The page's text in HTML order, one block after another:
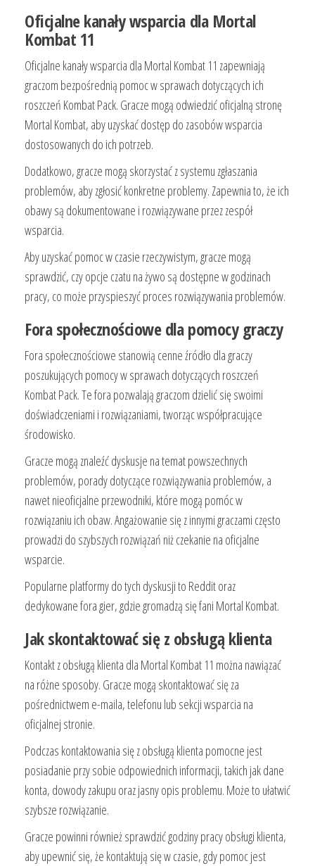
Oficjalne kanały wsparcia dla Mortal
Kombat 11
Oficjalne kanały wsparcia dla Mortal Kombat 11 zapewniają
graczom bezpośrednią pomoc w sprawach dotyczących ich
roszczeń Kombat Pack. Gracze mogą odwiedzić oficjalną stronę
Mortal Kombat, aby uzyskać dostęp do zasobów wsparcia
dostosowanych do ich potrzeb.
Dodatkowo, gracze mogą skorzystać z systemu zgłaszania
problemów, aby zgłosić konkretne problemy. Zapewnia to, że ich
obawy są dokumentowane i rozwiązywane przez zespół
wsparcia.
Aby uzyskać pomoc w czasie rzeczywistym, gracze mogą
sprawdzić, czy opcje czatu na żywo są dostępne w godzinach
pracy, co może przyspieszyć proces rozwiązywania problemów.
Fora społecznościowe dla pomocy graczy
Fora społecznościowe stanowią cenne źródło dla graczy
poszukujących pomocy w sprawach dotyczących roszczeń
Kombat Pack. Te fora pozwalają graczom dzielić się swoimi
doświadczeniami i rozwiązaniami, tworząc współpracujące
środowisko.
Gracze mogą znaleźć dyskusje na temat powszechnych
problemów, porady dotyczące rozwiązywania problemów, a
nawet nieoficjalne przewodniki, które mogą pomóc w
rozwiązaniu ich obaw. Angażowanie się z innymi graczami często
prowadzi do szybszych rozwiązań niż czekanie na oficjalne
wsparcie.
Popularne platformy do tych dyskusji to Reddit oraz
dedykowane fora gier, gdzie gromadzą się fani Mortal Kombat.
Jak skontaktować się z obsługą klienta
Kontakt z obsługą klienta dla Mortal Kombat 11 można nawiązać
na różne sposoby. Gracze mogą skontaktować się za
pośrednictwem e-maila, telefonu lub sekcji wsparcia na
oficjalnej stronie.
Podczas kontaktowania się z obsługą klienta pomocne jest
posiadanie przy sobie odpowiednich informacji, takich jak dane
konta, dowody zakupu oraz jasny opis problemu. Może to ułatwić
szybsze rozwiązanie.
Gracze powinni również sprawdzić godziny pracy obsługi klienta,
aby upewnić się, że kontaktują się w czasie, gdy pomoc jest